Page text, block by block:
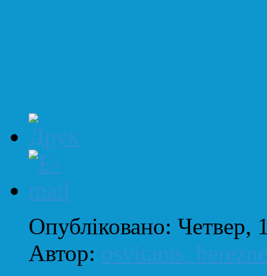
Опубліковано: Четвер,
Автор: